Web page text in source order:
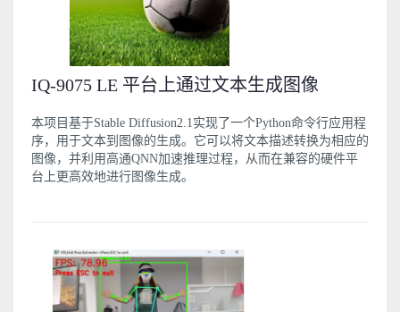
IQ-9075 LE 平台上通过文本生成图像
本项目基于Stable Diffusion2.1实现了一个Python命令行应用程
序，用于文本到图像的生成。它可以将文本描述转换为相应的
图像，并利用高通QNN加速推理过程，从而在兼容的硬件平
台上更高效地进行图像生成。